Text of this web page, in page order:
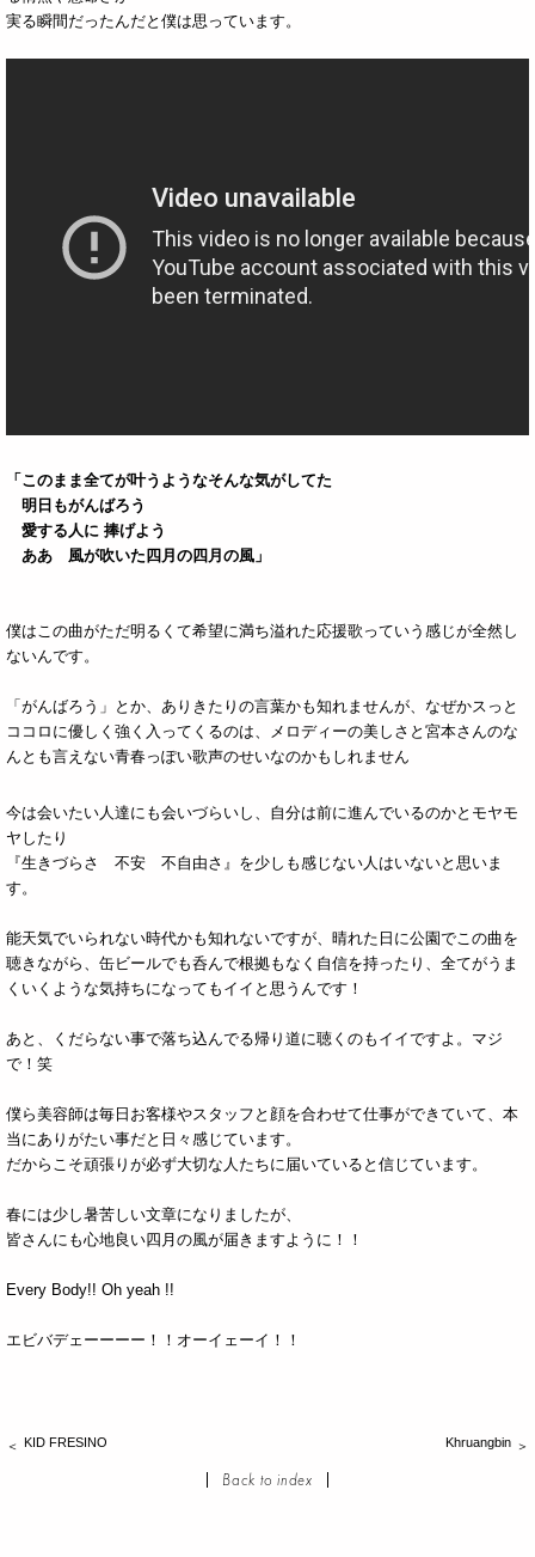
実る瞬間だったんだと僕は思っています。
「このまま全てが叶うようなそんな気がしてた
明日もがんばろう
愛する人に 捧げよう
ああ 風が吹いた四月の四月の風」
僕はこの曲がただ明るくて希望に満ち溢れた応援歌っていう感じが全然し
ないんです。
「がんばろう」とか、ありきたりの言葉かも知れませんが、なぜかスっと
ココロに優しく強く入ってくるのは、メロディーの美しさと宮本さんのな
んとも言えない青春っぽい歌声のせいなのかもしれません
今は会いたい人達にも会いづらいし、自分は前に進んでいるのかとモヤモ
ヤしたり
『生きづらさ 不安 不自由さ』を少しも感じない人はいないと思いま
す。
能天気でいられない時代かも知れないですが、晴れた日に公園でこの曲を
聴きながら、缶ビールでも呑んで根拠もなく自信を持ったり、全てがうま
くいくような気持ちになってもイイと思うんです！
あと、くだらない事で落ち込んでる帰り道に聴くのもイイですよ。マジ
で！笑
僕ら美容師は毎日お客様やスタッフと顔を合わせて仕事ができていて、本
当にありがたい事だと日々感じています。
だからこそ頑張りが必ず大切な人たちに届いていると信じています。
春には少し暑苦しい文章になりましたが、
皆さんにも心地良い四月の風が届きますように！！
Every Body!! Oh yeah !!
エビバデェーーーー！！オーイェーイ！！
Back to index
KID FRESINO Khruangbin